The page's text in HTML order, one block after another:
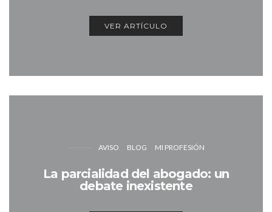
VER ARTÍCULO
AVISO BLOG MI PROFESIÓN
La parcialidad del abogado: un
debate inexistente